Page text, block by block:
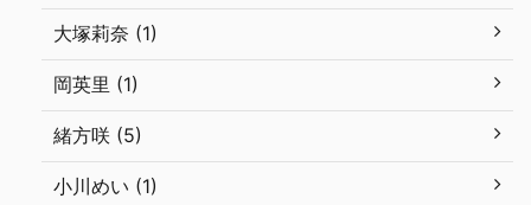
大塚莉奈 (1)
岡英里 (1)
緒方咲 (5)
小川めい (1)